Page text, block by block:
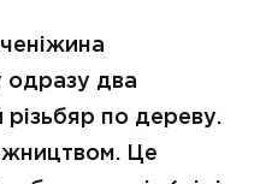
одразу два
різьбяр по дереву.
Це